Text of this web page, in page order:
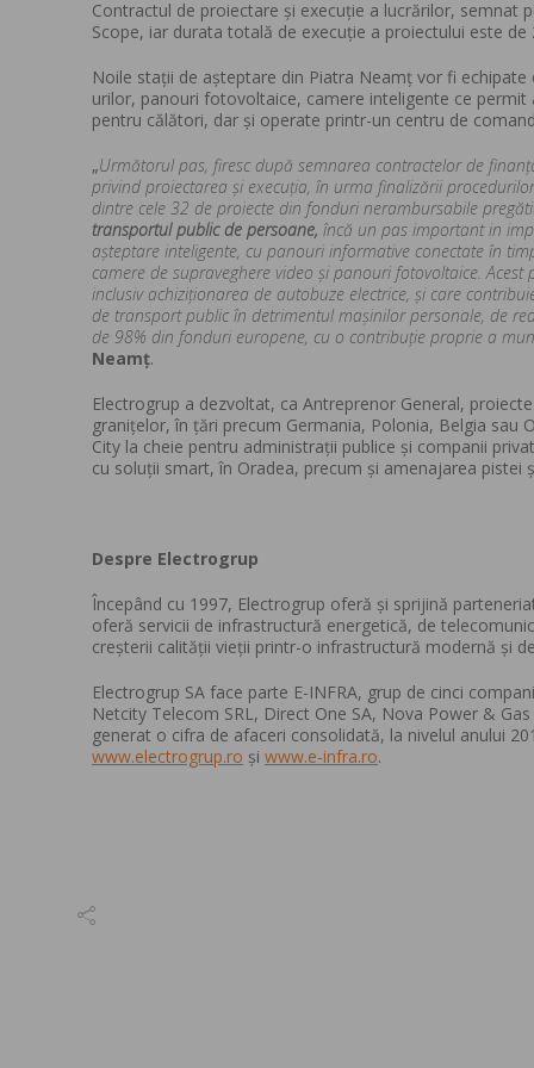
Contractul de proiectare și execuție a lucrărilor, semnat
Scope, iar durata totală de execuție a proiectului este de
Noile stații de așteptare din Piatra Neamț vor fi
urilor, panouri fotovoltaice, camere inteligente ce
pentru călători, dar și operate printr-un centru de
„Următorul pas, firesc după semnarea contractelor de
privind proiectarea și execuția, în urma finalizării
dintre cele 32 de proiecte din fonduri nerambursabile
transportul public de persoane, încă un pas important in
așteptare inteligente, cu panouri informative conectate în
camere de supraveghere video și panouri fotovoltaice.
inclusiv achiziționarea de autobuze electrice, și care
de transport public în detrimentul mașinilor personale, de
de 98% din fonduri europene, cu o contribuție proprie a
Neamț.
Electrogrup a dezvoltat, ca Antreprenor General,
granițelor, în țări precum Germania, Polonia, Belgia sau
City la cheie pentru administrații publice și companii
cu soluții smart, în Oradea, precum și amenajarea pistei
Despre Electrogrup
Începând cu 1997, Electrogrup oferă și sprijină
oferă servicii de infrastructură energetică, de
creșterii calității vieții printr-o infrastructură modernă și
Electrogrup SA face parte E-INFRA, grup de cinci
Netcity Telecom SRL, Direct One SA, Nova Power &
generat o cifra de afaceri consolidată, la nivelul anului
www.electrogrup.ro și www.e-infra.ro.